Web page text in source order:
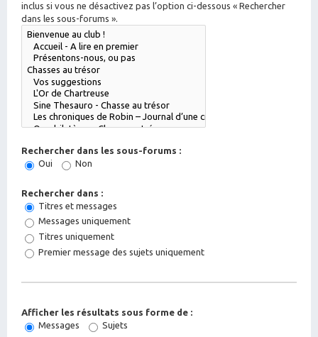
inclus si vous ne désactivez pas l’option ci-dessous « Rechercher
dans les sous-forums ».
Rechercher dans les sous-forums :
Oui
Non
Rechercher dans :
Titres et messages
Messages uniquement
Titres uniquement
Premier message des sujets uniquement
Afficher les résultats sous forme de :
Messages
Sujets